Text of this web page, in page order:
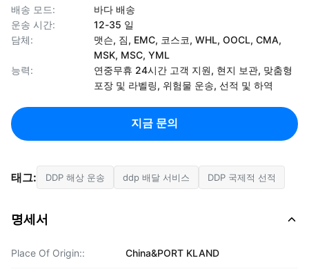
배송 모드:
바다 배송
운송 시간:
12-35 일
담체:
맷슨, 짐, EMC, 코스코, WHL, OOCL, CMA,
MSK, MSC, YML
능력:
연중무휴 24시간 고객 지원, 현지 보관, 맞춤형
포장 및 라벨링, 위험물 운송, 선적 및 하역
지금 문의
태그: DDP 해상 운송 ddp 배달 서비스 DDP 국제적 선적
명세서
Place Of Origin:: China&PORT KLAND